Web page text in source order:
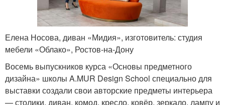
Елена Носова, диван «Мидия», изготовитель: студия
мебели «Облако», Ростов-на-Дону
Восемь выпускников курса «Основы предметного
дизайна» школы A.MUR Design School специально для
выставки создали свои авторские предметы интерьера
— столики, диван, комод, кресло, ковёр, зеркало, лампу и